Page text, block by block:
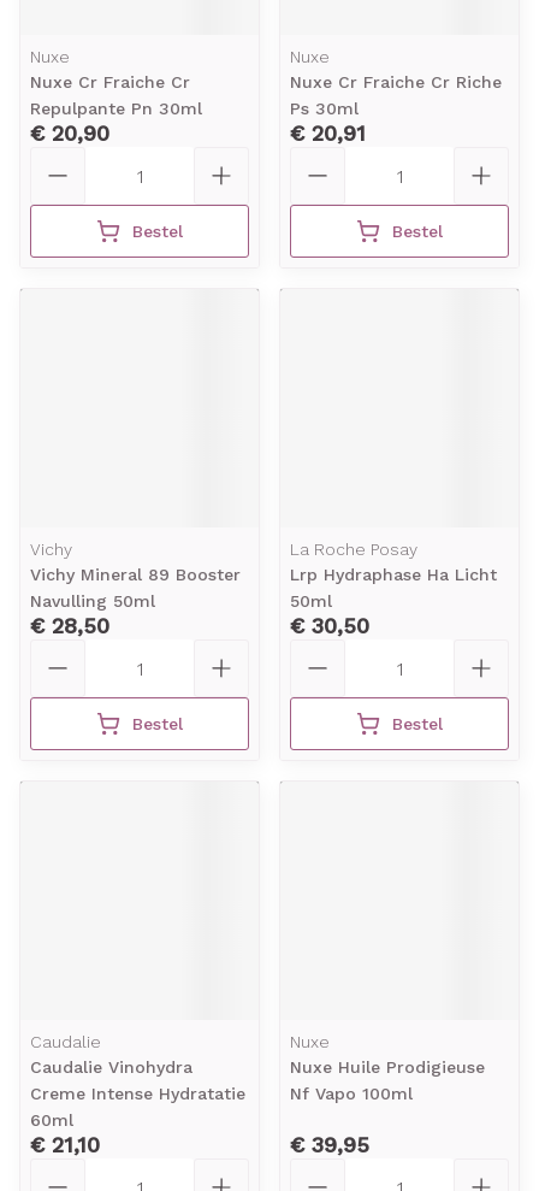
Nuxe
Nuxe Cr Fraiche Cr
Repulpante Pn 30ml
€ 20,90
Bestel
Nuxe
Nuxe Cr Fraiche Cr Riche
Ps 30ml
€ 20,91
Bestel
Vichy
Vichy Mineral 89 Booster
Navulling 50ml
€ 28,50
Bestel
La Roche Posay
Lrp Hydraphase Ha Licht
50ml
€ 30,50
Bestel
Caudalie
Caudalie Vinohydra
Creme Intense Hydratatie
60ml
€ 21,10
Nuxe
Nuxe Huile Prodigieuse
Nf Vapo 100ml
€ 39,95